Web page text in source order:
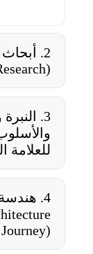
2.
(Research)
للعلامة
(User Journey)